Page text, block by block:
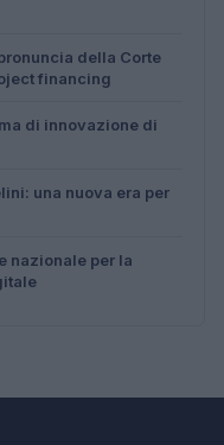
della Corte
financing
di innovazione di
una nuova era per
nazionale per la